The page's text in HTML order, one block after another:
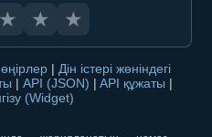
★ ★ ★
өңірлер | Дін істері жөніндегі
| API (JSON) | API құжаты |
(Widget)